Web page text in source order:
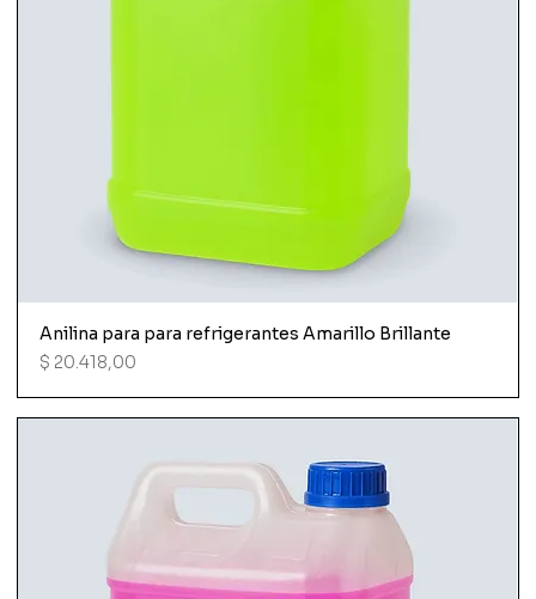
Anilina para para refrigerantes Amarillo Brillante
Precio
$ 20.418,00